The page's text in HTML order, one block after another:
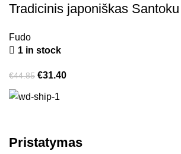
Tradicinis japoniškas
Fudo
1 in stock
€44.85 €31.40
Pristatymas